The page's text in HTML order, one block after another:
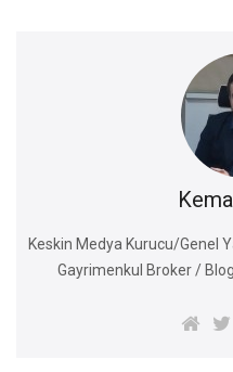
Keskin Medya Kurucu/Genel
Gayrimenkul Broker /